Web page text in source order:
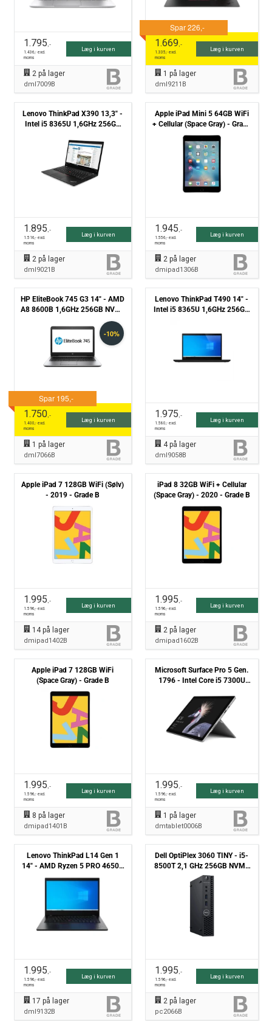
1.795,-
1.436,- excl.
moms
Læg i kurven
2på lager
dml7009B
1.669,-
1.335,- excl.
moms
Læg i kurven
1 på lager
dml9211B
Lenovo ThinkPad X390 13,3" -
Intel i5 8365U 1,6GHz 256GB
1.895,-
1.516,- excl.
moms
Læg i kurven
2på lager
dml9021B
Apple iPad Mini 5 64GB WiFi
+ Cellular (Space Gray) - Grade
B
1.945,-
1.556,- excl.
moms
Læg i kurven
2 på lager
dmipad1306B
HP EliteBook 745 G3 14" - AMD
A8 8600B 1,6GHz 256GB NVMe
8GB Win10 Pro - Grade B
1.750,-
1.400,- excl.
moms
Læg i kurven
1 på lager
dml7066B
Lenovo ThinkPad T490 14" -
Intel i5 8365U 1,6GHz 256GB
1.975,-
1.580,- excl.
moms
Læg i kurven
4på lager
dml9058B
Apple iPad 7 128GB WiFi (Sølv)
- 2019 - Grade B
1.995,-
1.596,- excl.
moms
Læg i kurven
14på lager
dmipad1402B
iPad 8 32GB WiFi + Cellular
(Space Gray) - 2020 - Grade B
1.995,-
1.596,- excl.
moms
Læg i kurven
2 på lager
dmipad1602B
Apple iPad 7 128GB WiFi
(Space Gray) - Grade B
1.995,-
1.596,- excl.
moms
Læg i kurven
8 på lager
dmipad1401B
Microsoft Surface Pro 5 Gen.
1796 - Intel Core i5 7300U
Win10 pro - Grade B
1.995,-
1.596,- excl.
moms
Læg i kurven
1 på lager
dmtablet0006B
Lenovo ThinkPad L14 Gen 1
14" - AMD Ryzen 5 PRO 4650U
2,10GHz 256GB NVMe 8GB
Win11 Pro - Grade B
1.995,-
1.596,- excl.
moms
Læg i kurven
17 på lager
dml9132B
Dell OptiPlex 3060 TINY - i5-
8500T 2,1 GHz 256GB NVMe
8GB Win11 Pro - Grade B
1.995,-
1.596,- excl.
moms
Læg i kurven
2 på lager
pc2066B